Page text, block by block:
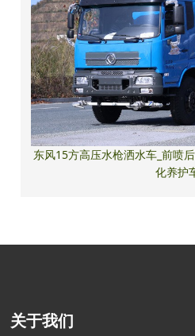
东风15方高压水枪洒水车_前喷
化养护
关于我们